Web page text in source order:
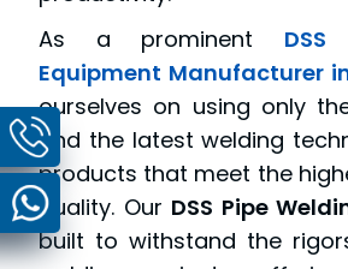
As a prominent
Equipment Manufacturer
ourselves on using only
and the latest welding
products that meet the
quality. Our DSS Pipe
built to withstand the